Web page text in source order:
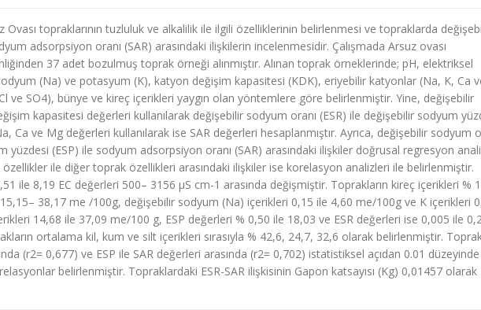
Ovası topraklarının tuzluluk ve alkalilik ile ilgili özelliklerinin belirlenmesi ve topraklarda
adsorpsiyon oranı (SAR) arasındaki ilişkilerin incelenmesidir. Çalışmada Arsuz ovası
37 adet bozulmuş toprak örneği alınmıştır. Alınan toprak örneklerinde; pH, elektriksel
(Na) ve potasyum (K), katyon değişim kapasitesi (KDK), eriyebilir katyonlar (Na, K, Ca
ve SO4), bünye ve kireç içerikleri yaygın olan yöntemlere göre belirlenmiştir. Yine, değişebilir
kapasitesi değerleri kullanılarak değişebilir sodyum oranı (ESR) ile değişebilir sodyum
Ca ve Mg değerleri kullanılarak ise SAR değerleri hesaplanmıştır. Ayrıca, değişebilir sodyum
yüzdesi (ESP) ile sodyum adsorpsiyon oranı (SAR) arasındaki ilişkiler doğrusal regresyon
özellikler ile diğer toprak özellikleri arasındaki ilişkiler ise korelasyon analizleri ile belirlenmiştir.
ile 8,19 EC değerleri 500– 3156 µS cm-1 arasında değişmiştir. Toprakların kireç içerikleri %
38,17 me /100g, değişebilir sodyum (Na) içerikleri 0,15 ile 4,60 me/100g ve K içerikleri
14,68 ile 37,09 me/100 g, ESP değerleri % 0,50 ile 18,03 ve ESR değerleri ise 0,005 ile
ortalama kil, kum ve silt içerikleri sırasıyla % 42,6, 24,7, 32,6 olarak belirlenmiştir.
(r2= 0,677) ve ESP ile SAR değerleri arasında (r2= 0,702) istatistiksel açıdan 0.01 düzeyinde
belirlenmiştir. Topraklardaki ESR-SAR ilişkisinin Gapon katsayısı (Kg) 0,01457 olarak